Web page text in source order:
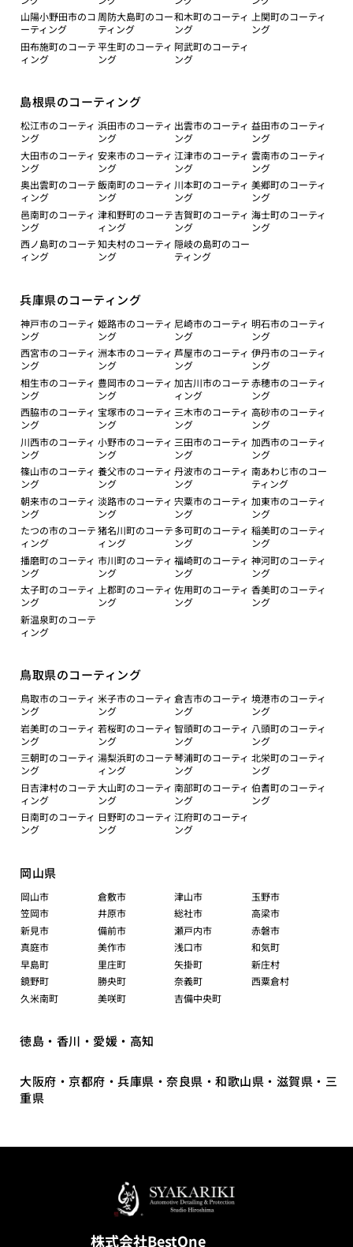
山陽小野田市のコ
ーティング
周防大島町のコー
ティング
和木町のコーティ
ング
上関町のコーティ
ング
田布施町のコーテ
ィング
平生町のコーティ
ング
阿武町のコーティ
ング
島根県のコーティング
松江市のコーティ
ング
浜田市のコーティ
ング
出雲市のコーティ
ング
益田市のコーティ
ング
大田市のコーティ
ング
安来市のコーティ
ング
江津市のコーティ
ング
雲南市のコーティ
ング
奥出雲町のコーテ
ィング
飯南町のコーティ
ング
川本町のコーティ
ング
美郷町のコーティ
ング
邑南町のコーティ
ング
津和野町のコーテ
ィング
吉賀町のコーティ
ング
海士町のコーティ
ング
西ノ島町のコーテ
ィング
知夫村のコーティ
ング
隠岐の島町のコー
ティング
兵庫県のコーティング
神戸市のコーティ
ング
姫路市のコーティ
ング
尼崎市のコーティ
ング
明石市のコーティ
ング
西宮市のコーティ
ング
洲本市のコーティ
ング
芦屋市のコーティ
ング
伊丹市のコーティ
ング
相生市のコーティ
ング
豊岡市のコーティ
ング
加古川市のコーテ
ィング
赤穂市のコーティ
ング
西脇市のコーティ
ング
宝塚市のコーティ
ング
三木市のコーティ
ング
高砂市のコーティ
ング
川西市のコーティ
ング
小野市のコーティ
ング
三田市のコーティ
ング
加西市のコーティ
ング
篠山市のコーティ
ング
養父市のコーティ
ング
丹波市のコーティ
ング
南あわじ市のコー
ティング
朝来市のコーティ
ング
淡路市のコーティ
ング
宍粟市のコーティ
ング
加東市のコーティ
ング
たつの市のコーテ
ィング
猪名川町のコーテ
ィング
多可町のコーティ
ング
稲美町のコーティ
ング
播磨町のコーティ
ング
市川町のコーティ
ング
福崎町のコーティ
ング
神河町のコーティ
ング
太子町のコーティ
ング
上郡町のコーティ
ング
佐用町のコーティ
ング
香美町のコーティ
ング
新温泉町のコーテ
ィング
鳥取県のコーティング
鳥取市のコーティ
ング
米子市のコーティ
ング
倉吉市のコーティ
ング
境港市のコーティ
ング
岩美町のコーティ
ング
若桜町のコーティ
ング
智頭町のコーティ
ング
八頭町のコーティ
ング
三朝町のコーティ
ング
湯梨浜町のコーテ
ィング
琴浦町のコーティ
ング
北栄町のコーティ
ング
日吉津村のコーテ
ィング
大山町のコーティ
ング
南部町のコーティ
ング
伯耆町のコーティ
ング
日南町のコーティ
ング
日野町のコーティ
ング
江府町のコーティ
ング
岡山県
岡山市 倉敷市 津山市
玉野市
笠岡市
井原市 総社市
高梁市
新見市
備前市 瀬戸内市
赤磐市
真庭市
美作市 浅口市
和気町
早島町
里庄町 矢掛町
新庄村
鏡野町
勝央町 奈義町
西粟倉村
久米南町
美咲町 吉備中央町
徳島・香川・愛媛・高知
大阪府・京都府・兵庫県・奈良県・和歌山県・滋賀県・三
重県
株式会社BestOne